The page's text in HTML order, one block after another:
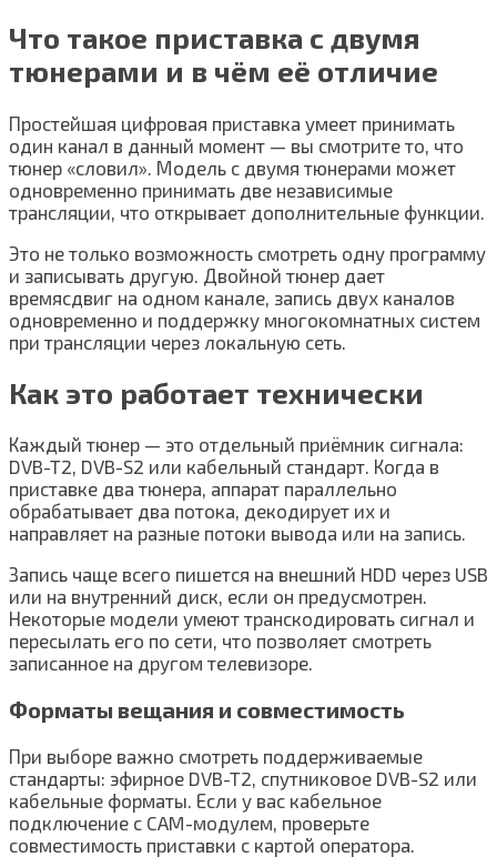
Что такое приставка с двумя
тюнерами и в чём её отличие
Простейшая цифровая приставка умеет принимать
один канал в данный момент — вы смотрите то, что
тюнер «словил». Модель с двумя тюнерами может
одновременно принимать две независимые
трансляции, что открывает дополнительные функции.
Это не только возможность смотреть одну программу
и записывать другую. Двойной тюнер дает
времясдвиг на одном канале, запись двух каналов
одновременно и поддержку многокомнатных систем
при трансляции через локальную сеть.
Как это работает технически
Каждый тюнер — это отдельный приёмник сигнала:
DVB-T2, DVB-S2 или кабельный стандарт. Когда в
приставке два тюнера, аппарат параллельно
обрабатывает два потока, декодирует их и
направляет на разные потоки вывода или на запись.
Запись чаще всего пишется на внешний HDD через USB
или на внутренний диск, если он предусмотрен.
Некоторые модели умеют транскодировать сигнал и
пересылать его по сети, что позволяет смотреть
записанное на другом телевизоре.
Форматы вещания и совместимость
При выборе важно смотреть поддерживаемые
стандарты: эфирное DVB-T2, спутниковое DVB-S2 или
кабельные форматы. Если у вас кабельное
подключение с CAM-модулем, проверьте
совместимость приставки с картой оператора.